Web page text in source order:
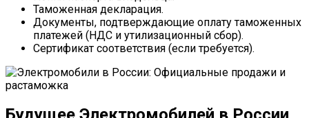
Таможенная декларация.
Документы, подтверждающие оплату таможенных
платежей (НДС и утилизационный сбор).
Сертификат соответствия (если требуется).